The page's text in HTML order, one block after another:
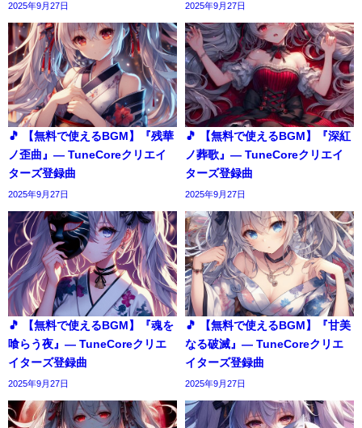
2025年9月27日 2025年9月27日
🎵 【無料で使えるBGM】『残華
ノ歪曲』― TuneCoreクリエイ
ターズ登録曲
2025年9月27日
🎵 【無料で使えるBGM】『深紅
ノ葬歌』― TuneCoreクリエイ
ターズ登録曲
2025年9月27日
🎵 【無料で使えるBGM】『魂を
喰らう夜』― TuneCoreクリエ
イターズ登録曲
2025年9月27日
🎵 【無料で使えるBGM】『甘美
なる破滅』― TuneCoreクリエ
イターズ登録曲
2025年9月27日